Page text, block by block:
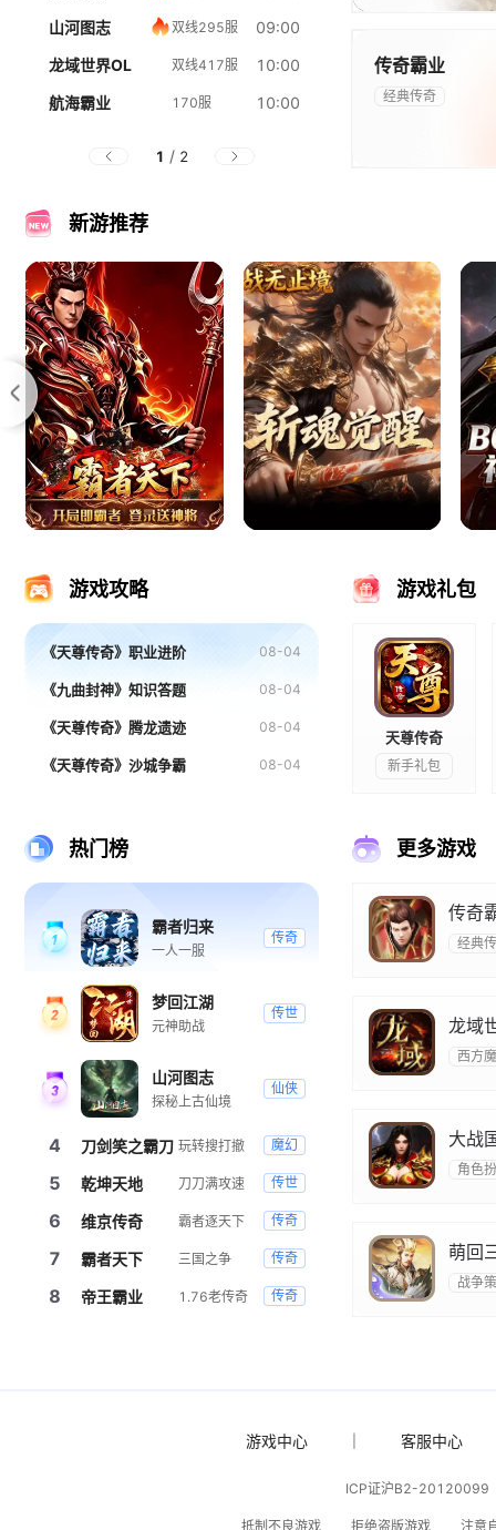
山河图志
双线295服
09:00
龙域世界OL
双线417服
10:00
航海霸业
170服 10:00
1 / 2
传奇霸业
经典传奇
新游推荐
官网 礼包 官
游戏攻略
《天尊传奇》职业进阶 08-04
《九曲封神》知识答题 08-04
《天尊传奇》腾龙遗迹 08-04
《天尊传奇》沙城争霸 08-04
游戏礼包
天尊传奇
新手礼包
热门榜
霸者归来
一人一服
传奇
梦回江湖
元神助战
传世
山河图志
探秘上古仙境
仙侠
4 刀剑笑之霸刀 玩转搜打撤 魔幻
5 乾坤天地 刀刀满攻速 传世
6 维京传奇 霸者逐天下 传奇
7 霸者天下 三国之争 传奇
8 帝王霸业 1.76老传奇 传奇
更多游戏
传奇
经典
龙域
西方
大战
角色
萌回
战争
游戏中心 客服中心
ICP证沪B2-20120099
抵制不良游戏 拒绝盗版游戏 注意